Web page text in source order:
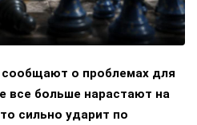
о проблемах для
все больше нарастают на
сильно ударит по